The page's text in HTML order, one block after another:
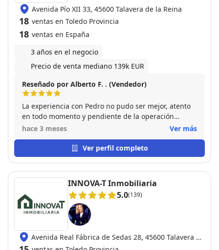
Avenida Pío XII 33, 45600 Talavera de la Reina
18 ventas en Toledo Provincia
18 ventas en España
3 años en el negocio
Precio de venta mediano 139k EUR
Reseñado por Alberto F. . (Vendedor)
La experiencia con Pedro no pudo ser mejor, atento
en todo momento y pendiente de la operación
incluso en cosas que no eran de su disposición,
hace 3 meses Ver más
Ver perfil completo
INNOVA-T Inmobiliaria
5.0(139)
Avenida Real Fábrica de Sedas 28, 45600 Talavera de
la Reina